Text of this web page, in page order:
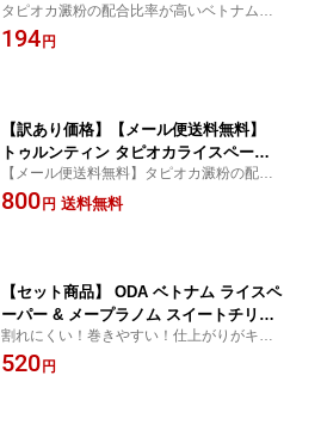
g 賞味：26.12.31 タイの台所 生春巻き
ベトナム料理 タイ料理
タピオカ澱粉の配合比率が高いベトナム産
ライスペーパー薄くて破れにくいので巻き
やすく、透明感があるので具材が透けて見
194円
【訳あり価格】【メール便送料無料】
トゥルンティン タピオカライスペーパ
ー 22cm 300g 賞味： 26.12.31 タイの台
所 生春巻き ベトナム料理 タイ料理
【メール便送料無料】タピオカ澱粉の配合
比率が高いベトナム産ライスペーパー薄く
て破れにくいので巻きやすく、透明感があ
800円 送料無料
【セット商品】 ODA ベトナム ライスペ
ーパー & メープラノム スイートチリソ
ース 10パック セット 約22cm 約12枚入
り タイの台所 生春巻き ベトナム料理
割れにくい！巻きやすい！仕上がりがキレ
イ！生春巻きにはこれ。生春巻き（ゴイク
ン）が作りやすい、タピオカ澱粉入りのモ
520円